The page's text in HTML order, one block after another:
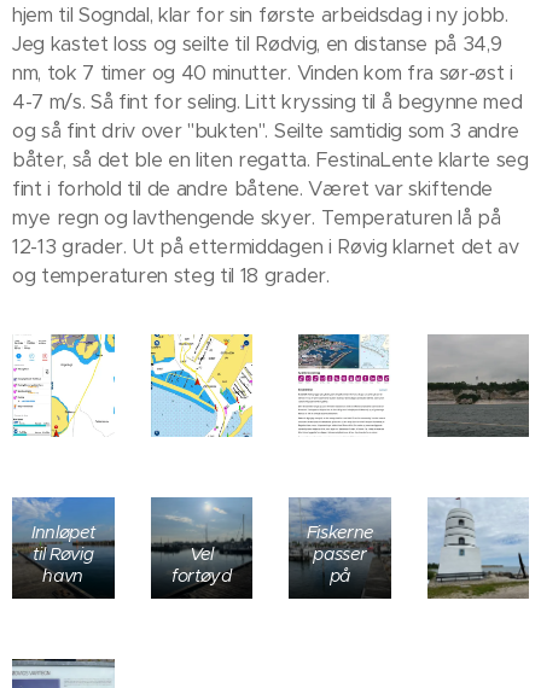
hjem til Sogndal, klar for sin første arbeidsdag i ny jobb.
Jeg kastet loss og seilte til Rødvig, en distanse på 34,9
nm, tok 7 timer og 40 minutter. Vinden kom fra sør-øst i
4-7 m/s. Så fint for seling. Litt kryssing til å begynne med
og så fint driv over "bukten". Seilte samtidig som 3 andre
båter, så det ble en liten regatta. FestinaLente klarte seg
fint i forhold til de andre båtene. Været var skiftende
mye regn og lavthengende skyer. Temperaturen lå på
12-13 grader. Ut på ettermiddagen i Røvig klarnet det av
og temperaturen steg til 18 grader.
Innløpet
til Røvig
havn
Vel
fortøyd
Fiskerne
passer
på